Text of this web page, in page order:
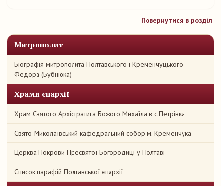
Митрополит
Біографія митрополита Полтавського і Кременчуцького
Федора (Бубнюка)
Храми єпархії
Храм Святого Архістратига Божого Михаїла в с.Петрівка
Свято-Миколаївський кафедральний собор м. Кременчука
Церква Покрови Пресвятої Богородиці у Полтаві
Список парафій Полтавської єпархії
Повернутися в розділ